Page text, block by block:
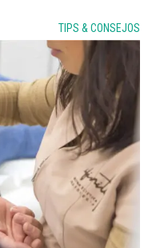
TIPS & CONSEJOS